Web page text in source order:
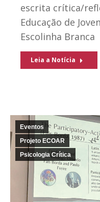
escrita crítica/
Educação de
Escolinha Branca
Leia a Notícia
Eventos
Projeto ECOAR
Psicologia Crítica